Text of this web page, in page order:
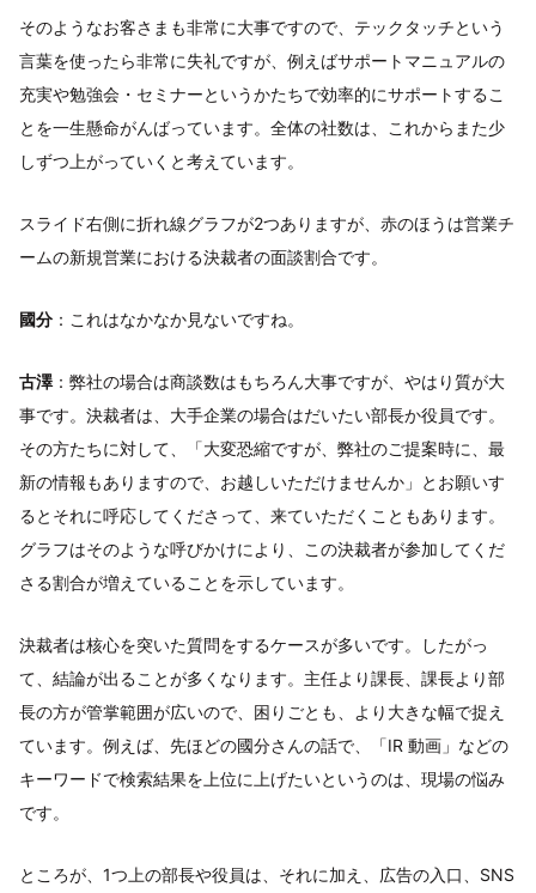
そのようなお客さまも非常に大事ですので、テックタッチという
言葉を使ったら非常に失礼ですが、例えばサポートマニュアルの
充実や勉強会・セミナーというかたちで効率的にサポートするこ
とを一生懸命がんばっています。全体の社数は、これからまた少
しずつ上がっていくと考えています。
スライド右側に折れ線グラフが2つありますが、赤のほうは営業チ
ームの新規営業における決裁者の面談割合です。
國分 ：これはなかなか見ないですね。
古澤：弊社の場合は商談数はもちろん大事ですが、やはり質が大
事です。決裁者は、大手企業の場合はだいたい部長か役員です。
その方たちに対して、「大変恐縮ですが、弊社のご提案時に、最
新の情報もありますので、お越しいただけませんか」とお願いす
るとそれに呼応してくださって、来ていただくこともあります。
グラフはそのような呼びかけにより、この決裁者が参加してくだ
さる割合が増えていることを示しています。
決裁者は核心を突いた質問をするケースが多いです。したがっ
て、結論が出ることが多くなります。主任より課長、課長より部
長の方が管掌範囲が広いので、困りごとも、より大きな幅で捉え
ています。例えば、先ほどの國分さんの話で、「IR 動画」などの
キーワードで検索結果を上位に上げたいというのは、現場の悩み
です。
ところが、1つ上の部長や役員は、それに加え、広告の入口、SNS